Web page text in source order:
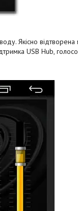
Якісно відтворена
USB Hub,